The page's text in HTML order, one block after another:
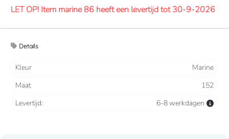
LET OP! Item marine 86 heeft een levertijd tot 30-9-2026
Verdekte 2-weg ritssluiting en elastiek in rug/taille.
2 borstzakken met klep, 2 zijzakken, 2 intasten, achterzak
Levertijd mits voorradig bij de fabrikant
Details
Kleur
Marine
Maat
152
Levertijd:
6-8 werkdagen